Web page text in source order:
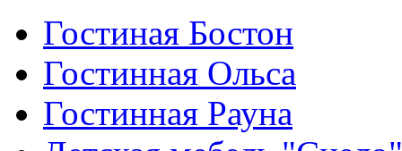
Гостиная Бостон
Гостинная Ольса
Гостинная Рауна